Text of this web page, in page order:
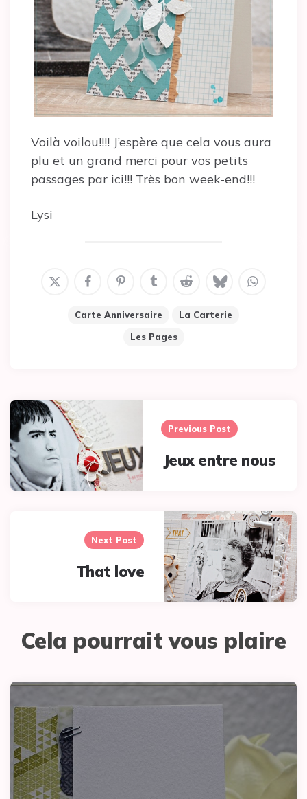
Voilà voilou!!!! J’espère que cela vous aura
plu et un grand merci pour vos petits
passages par ici!!! Très bon week-end!!!
Lysi
Carte Anniversaire
La Carterie
Les Pages
Post
navigation
Previous Post
Jeux entre nous
Next Post
That love
Cela pourrait vous plaire